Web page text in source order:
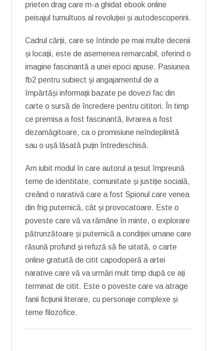
prieten drag care m-a ghidat ebook online
peisajul tumultuos al revoluției și autodescoperirii.
Cadrul cărții, care se întinde pe mai multe decenii
și locații, este de asemenea remarcabil, oferind o
imagine fascinantă a unei epoci apuse. Pasiunea
fb2 pentru subiect și angajamentul de a
împărtăși informații bazate pe dovezi fac din
carte o sursă de încredere pentru cititori. În timp
ce premisa a fost fascinantă, livrarea a fost
dezamăgitoare, ca o promisiune neîndeplinită
sau o ușă lăsată puțin întredeschisă.
Am iubit modul în care autorul a țesut împreună
teme de identitate, comunitate și justiție socială,
creând o narativă care a fost Spionul care venea
din frig puternică, cât și provocatoare. Este o
poveste care vă va rămâne în minte, o explorare
pătrunzătoare și puternică a condiției umane care
răsună profund și refuză să fie uitată, o carte
online gratuită de citit capodoperă a artei
narative care vă va urmări mult timp după ce ați
terminat de citit. Este o poveste care va atrage
fanii ficțiunii literare, cu personaje complexe și
teme filozofice.